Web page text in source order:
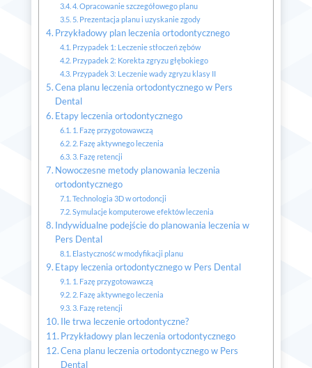
4. Opracowanie szczegółowego planu
5. Prezentacja planu i uzyskanie zgody
Przykładowy plan leczenia ortodontycznego
Przypadek 1: Leczenie stłoczeń zębów
Przypadek 2: Korekta zgryzu głębokiego
Przypadek 3: Leczenie wady zgryzu klasy II
Cena planu leczenia ortodontycznego w Pers
Dental
Etapy leczenia ortodontycznego
1. Fazę przygotowawczą
2. Fazę aktywnego leczenia
3. Fazę retencji
Nowoczesne metody planowania leczenia
ortodontycznego
Technologia 3D w ortodoncji
Symulacje komputerowe efektów leczenia
Indywidualne podejście do planowania leczenia w
Pers Dental
Elastyczność w modyfikacji planu
Etapy leczenia ortodontycznego w Pers Dental
1. Fazę przygotowawczą
2. Fazę aktywnego leczenia
3. Fazę retencji
Ile trwa leczenie ortodontyczne?
Przykładowy plan leczenia ortodontycznego
Cena planu leczenia ortodontycznego w Pers
Dental